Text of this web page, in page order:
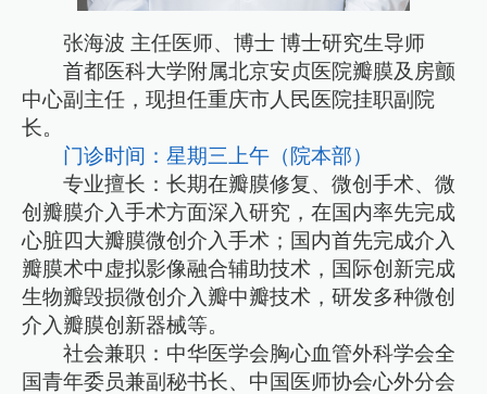
张海波 主任医师、博士 博士研究生导师
首都医科大学附属北京安贞医院瓣膜及房颤
中心副主任，现担任重庆市人民医院挂职副院
长。
门诊时间：星期三上午（院本部）
专业擅长：长期在瓣膜修复、微创手术、微
创瓣膜介入手术方面深入研究，在国内率先完成
心脏四大瓣膜微创介入手术；国内首先完成介入
瓣膜术中虚拟影像融合辅助技术，国际创新完成
生物瓣毁损微创介入瓣中瓣技术，研发多种微创
介入瓣膜创新器械等。
社会兼职：中华医学会胸心血管外科学会全
国青年委员兼副秘书长、中国医师协会心外分会